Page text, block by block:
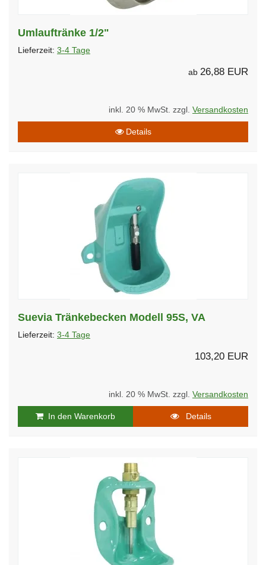
Umlauftränke 1/2"
Lieferzeit: 3-4 Tage
ab 26,88 EUR
inkl. 20 % MwSt. zzgl. Versandkosten
Details
Suevia Tränkebecken Modell 95S, VA
Lieferzeit: 3-4 Tage
103,20 EUR
inkl. 20 % MwSt. zzgl. Versandkosten
In den Warenkorb Details